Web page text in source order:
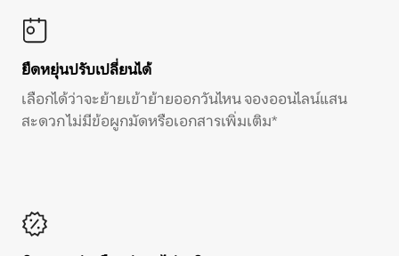
ยืดหยุ่นปรับเปลี่ยนได้
เลือกได้ว่าจะย้ายเข้าย้ายออกวันไหน จองออนไลน์แสน
สะดวก ไม่มีข้อผูกมัดหรือเอกสารเพิ่มเติม*